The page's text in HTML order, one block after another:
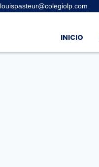
louispasteur@colegiolp.com
INICIO